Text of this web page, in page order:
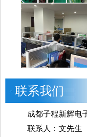
联系我们
成都子程新辉电
联系人：文先生